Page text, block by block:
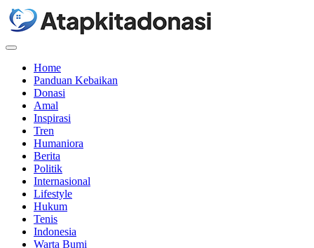
Menu
Home
Panduan Kebaikan
Donasi
Amal
Inspirasi
Tren
Humaniora
Berita
Politik
Internasional
Lifestyle
Hukum
Tenis
Indonesia
Warta Bumi